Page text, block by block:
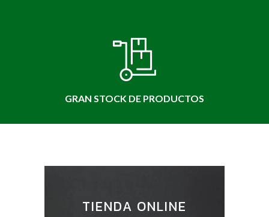
GRAN STOCK DE PRODUCTOS
TIENDA ONLINE